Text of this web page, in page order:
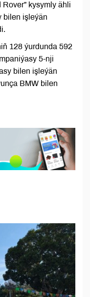
Rover” kysymly ähli
bilen işleýän
128 ýurdunda 592
5-nji
bilen işleýän
BMW bilen